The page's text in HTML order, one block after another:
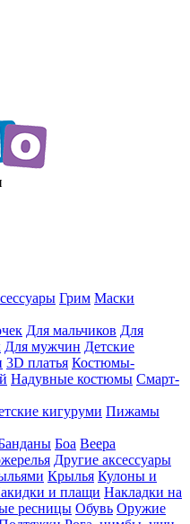
Грим Маски
Для мальчиков Для
Для мужчин Детские
3D платья Костюмы-
Надувные костюмы Смарт-
кигуруми Пижамы
Боа Веера
Другие аксессуары
Крылья Кулоны и
и плащи Накладки на
ресницы Обувь Оружие